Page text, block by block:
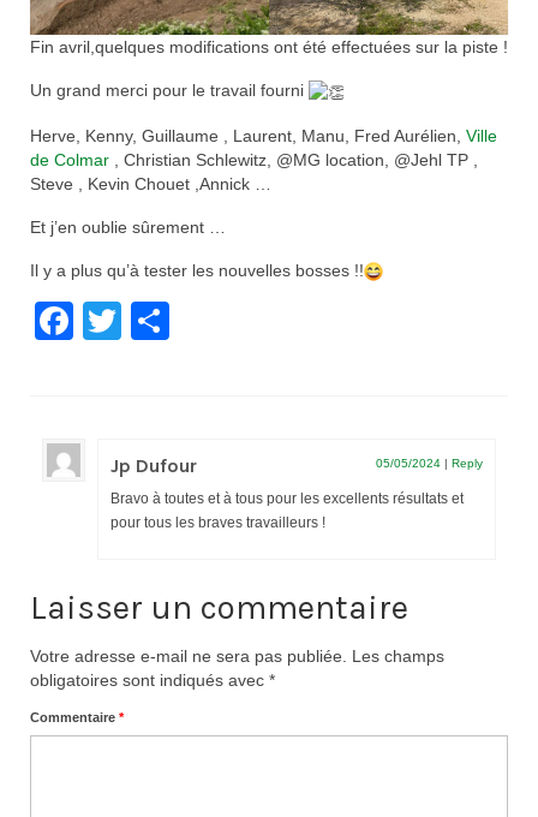
Fin avril,quelques modifications ont été effectuées sur la piste !
Un grand merci pour le travail fourni
Herve, Kenny, Guillaume , Laurent, Manu, Fred Aurélien, Ville
de Colmar , Christian Schlewitz, @MG location, @Jehl TP ,
Steve , Kevin Chouet ,Annick …
Et j’en oublie sûrement …
Il y a plus qu’à tester les nouvelles bosses !!
Facebook
Twitter
Jp Dufour 05/05/2024 | Reply
Bravo à toutes et à tous pour les excellents résultats et
pour tous les braves travailleurs !
Laisser un commentaire
Votre adresse e-mail ne sera pas publiée.
Les champs
obligatoires sont indiqués avec *
Commentaire *